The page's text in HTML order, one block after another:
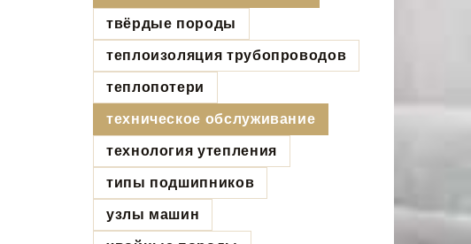
твёрдые породы
теплоизоляция трубопроводов
теплопотери
техническое обслуживание
технология утепления
типы подшипников
узлы машин